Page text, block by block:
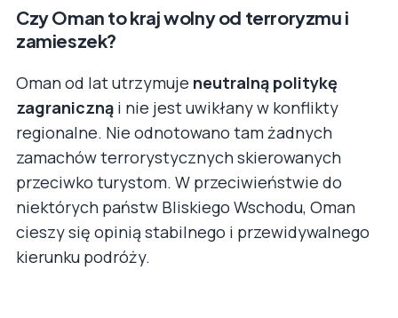
Czy Oman to kraj wolny od terroryzmu i
zamieszek?
Oman od lat utrzymuje neutralną politykę
zagraniczną i nie jest uwikłany w konflikty
regionalne. Nie odnotowano tam żadnych
zamachów terrorystycznych skierowanych
przeciwko turystom. W przeciwieństwie do
niektórych państw Bliskiego Wschodu, Oman
cieszy się opinią stabilnego i przewidywalnego
kierunku podróży.